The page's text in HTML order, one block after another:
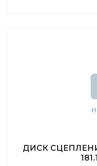
ДИСК